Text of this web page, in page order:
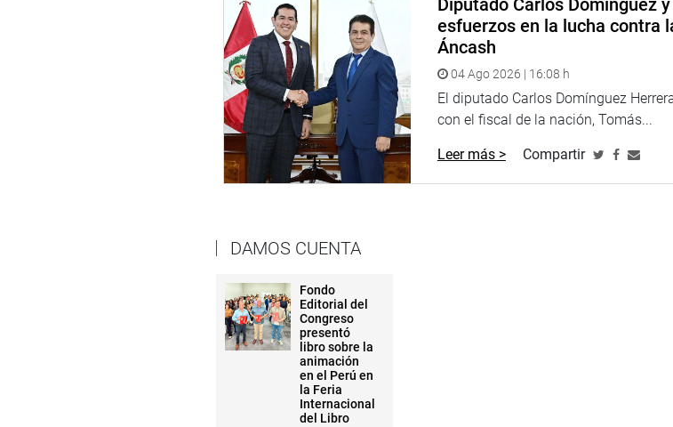
Diputado Carlos Domínguez
esfuerzos en la lucha contra
Áncash
04 Ago 2026 | 16:08 h
El diputado Carlos Domínguez
con el fiscal de la nación, Tomás...
Leer más > Compartir
DAMOS CUENTA
Fondo
Editorial del
Congreso
presentó
libro sobre la
animación
en el Perú en
la Feria
Internacional
del Libro